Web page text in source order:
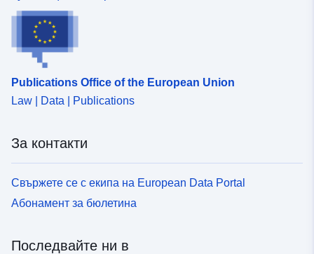
uriRef:
Publications Office of the European Union
Law | Data | Publications
За контакти
Свържете се с екипа на European Data Portal
Абонамент за бюлетина
Последвайте ни в